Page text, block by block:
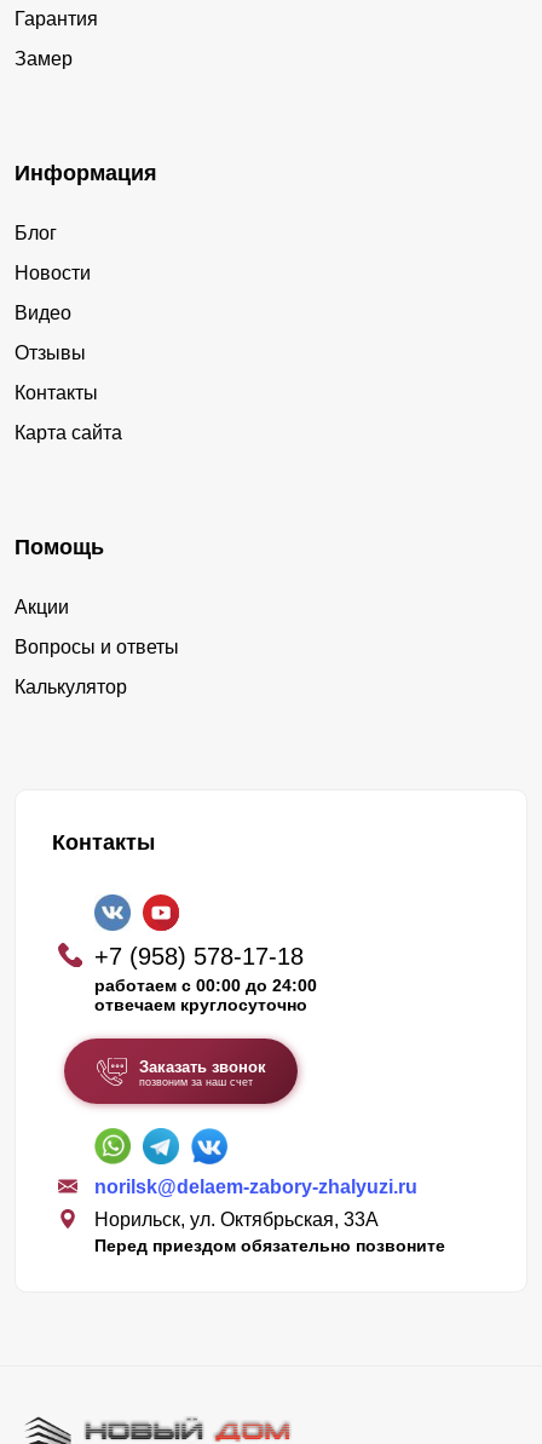
Гарантия
Замер
Информация
Блог
Новости
Видео
Отзывы
Контакты
Карта сайта
Помощь
Акции
Вопросы и ответы
Калькулятор
Контакты
+7 (958) 578-17-18
работаем с 00:00 до 24:00
отвечаем круглосуточно
Заказать звонок
позвоним за наш счет
norilsk@delaem-zabory-zhalyuzi.ru
Норильск, ул. Октябрьская, 33А
Перед приездом обязательно позвоните